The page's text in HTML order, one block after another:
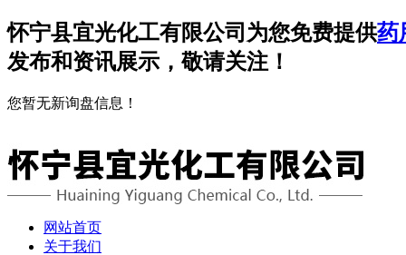
怀宁县宜光化工有限公司为您免费提供药
发布和资讯展示，敬请关注！
您暂无新询盘信息！
网站首页
关于我们